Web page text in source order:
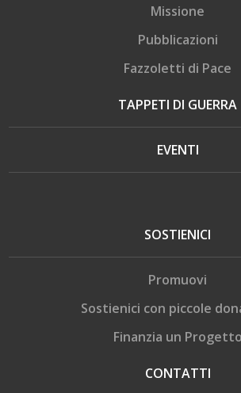
Missione
Pubblicazioni
Fazzoletti di Pace
TAPPETI DI GUERRA
EVENTI
SOSTIENICI
Promuovi
Sostienici con piccole
Finanzia un Progetto
CONTATTI